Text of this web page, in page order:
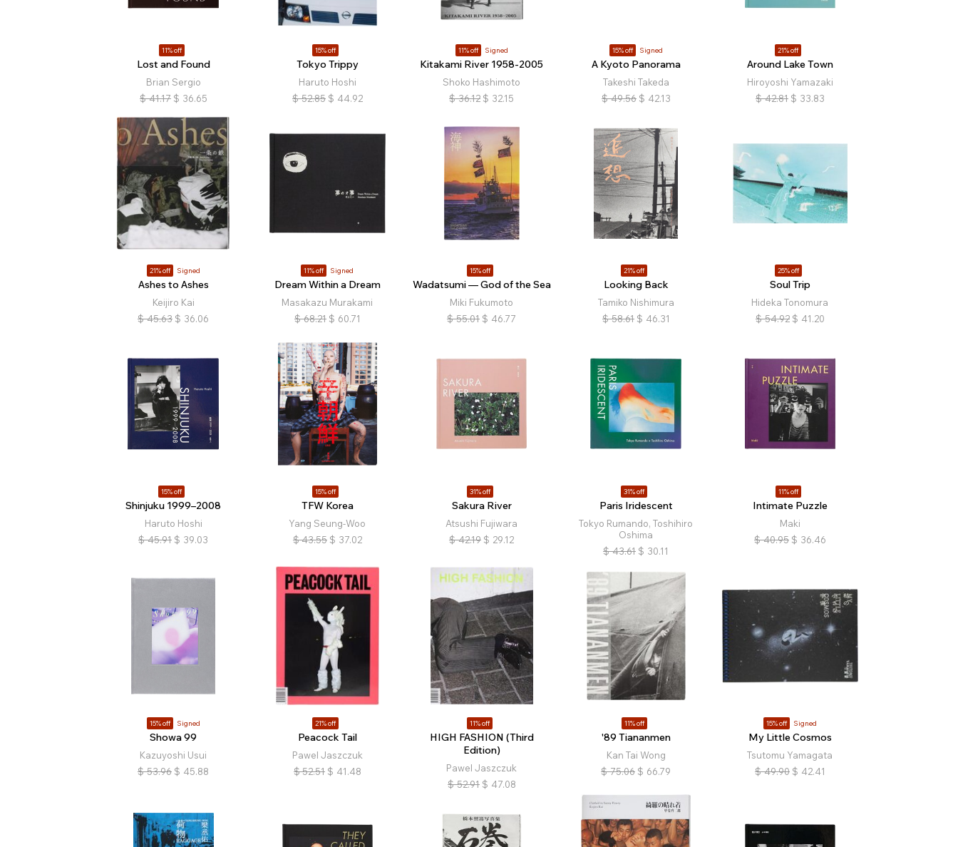
11% off
Lost and Found
Brian Sergio
$ 41.17 $ 36.65
15% off
Tokyo Trippy
Haruto Hoshi
$ 52.85 $ 44.92
11% off Signed
Kitakami River 1958-2005
Shoko Hashimoto
$ 36.12 $ 32.15
15% off Signed
A Kyoto Panorama
Takeshi Takeda
$ 49.56 $ 42.13
21% off
Around Lake Town
Hiroyoshi Yamazaki
$ 42.81 $ 33.83
21% off Signed
Ashes to Ashes
Keijiro Kai
$ 45.63 $ 36.06
11% off Signed
Dream Within a Dream
Masakazu Murakami
$ 68.21 $ 60.71
15% off
Wadatsumi — God of the Sea
Miki Fukumoto
$ 55.01 $ 46.77
21% off
Looking Back
Tamiko Nishimura
$ 58.61 $ 46.31
25% off
Soul Trip
Hideka Tonomura
$ 54.92 $ 41.20
15% off
Shinjuku 1999–2008
Haruto Hoshi
$ 45.91 $ 39.03
15% off
TFW Korea
Yang Seung-Woo
$ 43.55 $ 37.02
31% off
Sakura River
Atsushi Fujiwara
$ 42.19 $ 29.12
31% off
Paris Iridescent
Tokyo Rumando, Toshihiro
Oshima
$ 43.61 $ 30.11
11% off
Intimate Puzzle
Maki
$ 40.95 $ 36.46
15% off Signed
Showa 99
Kazuyoshi Usui
$ 53.96 $ 45.88
21% off
Peacock Tail
Pawel Jaszczuk
$ 52.51 $ 41.48
11% off
HIGH FASHION (Third
Edition)
Pawel Jaszczuk
$ 52.91 $ 47.08
11% off
'89 Tiananmen
Kan Tai Wong
$ 75.06 $ 66.79
15% off Signed
My Little Cosmos
Tsutomu Yamagata
$ 49.90 $ 42.41